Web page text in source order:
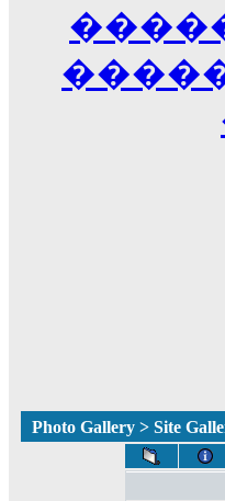
Photo Gallery > Site